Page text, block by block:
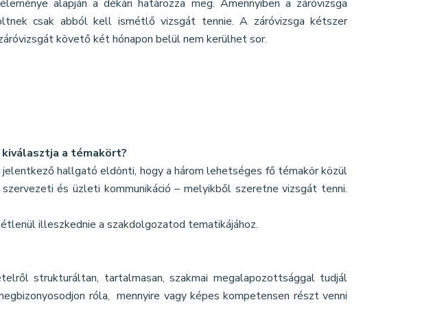
alapján a dékán határozza meg. Amennyiben a záróvizsga
csak abból kell ismétlő vizsgát tennie. A záróvizsga kétszer
követő két hónapon belül nem kerülhet sor.
a témakört?
hallgató eldönti, hogy a három lehetséges fő témakör közül
szervezeti és üzleti kommunikáció – melyikből szeretne vizsgát tenni.
illeszkednie a szakdolgozatod tematikájához.
strukturáltan, tartalmasan, szakmai megalapozottsággal tudjál
róla, mennyire vagy képes kompetensen részt venni